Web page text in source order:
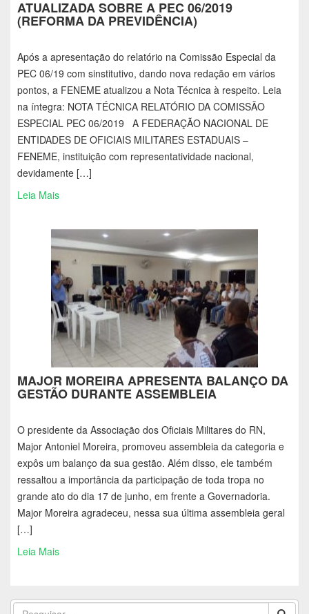
ATUALIZADA SOBRE A PEC 06/2019
(REFORMA DA PREVIDÊNCIA)
Após a apresentação do relatório na Comissão Especial da
PEC 06/19 com sinstitutivo, dando nova redação em vários
pontos, a FENEME atualizou a Nota Técnica à respeito. Leia
na íntegra: NOTA TÉCNICA RELATÓRIO DA COMISSÃO
ESPECIAL PEC 06/2019 A FEDERAÇÃO NACIONAL DE
ENTIDADES DE OFICIAIS MILITARES ESTADUAIS –
FENEME, instituição com representatividade nacional,
devidamente […]
Leia Mais
MAJOR MOREIRA APRESENTA BALANÇO DA
GESTÃO DURANTE ASSEMBLEIA
O presidente da Associação dos Oficiais Militares do RN,
Major Antoniel Moreira, promoveu assembleia da categoria e
expôs um balanço da sua gestão. Além disso, ele também
ressaltou a importância da participação de toda tropa no
grande ato do dia 17 de junho, em frente a Governadoria.
Major Moreira agradeceu, nessa sua última assembleia geral
[…]
Leia Mais